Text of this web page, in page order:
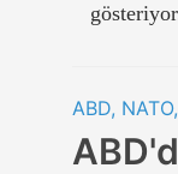
ABD,